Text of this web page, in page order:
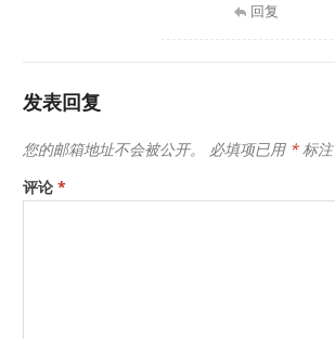
回复
发表回复
您的邮箱地址不会被公开。 必填项已用 *标注
评论*